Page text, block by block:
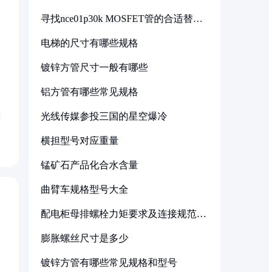
寻找nce01p30k MOSFET管的合适替代
电梯的尺寸有哪些规格
镀锌方管尺寸一般有哪些
铝方管有哪些常见规格
光线传媒参投三国的星空爆冷
横担型号对应重量
锰矿石产品化合水含量
曲臂车规格型号大全
配电柜母排螺栓力矩要求及连接规范详
膨胀螺丝尺寸是多少
镀锌方管有哪些常见规格和型号